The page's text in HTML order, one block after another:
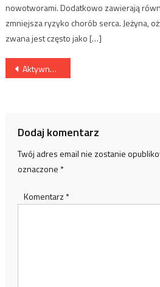
nowotworami. Dodatkowo zawierają
zmniejsza ryzyko chorób serca. Jeżyna,
zwana jest często jako […]
Nawigacja
Aktywność korzystna dla stawów
Dodaj komentarz
Twój adres email nie zostanie
oznaczone *
Komentarz *